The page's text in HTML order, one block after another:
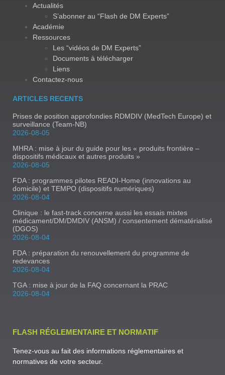
Actualités
S’abonner au “Flash de DM Experts”
Académie
Ressources
Les “vidéos de DM Experts”
Documents à télécharger
Liens
Contactez-nous
ARTICLES RECENTS
Prises de position approfondies RDMDIV (MedTech Europe) et
surveillance (Team-NB)
2026-08-05
MHRA : mise à jour du guide pour les « produits frontière –
dispositifs médicaux et autres produits »
2026-08-05
FDA : programmes pilotes READI-Home (innovations au
domicile) et TEMPO (dispositifs numériques)
2026-08-04
Clinique : le fast-track concerne aussi les essais mixtes
médicament/DM/DMDIV (ANSM) / consentement dématérialisé
(DGOS)
2026-08-04
FDA : préparation du renouvellement du programme de
redevances
2026-08-04
TGA : mise à jour de la FAQ concernant la PRAC
2026-08-04
FLASH RÉGLEMENTAIRE ET NORMATIF
Tenez-vous au fait des informations réglementaires et
normatives de votre secteur.